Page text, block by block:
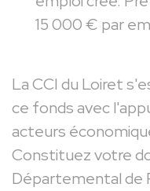
15 000 € par
La CCI du Loiret
ce fonds avec
acteurs
Constituez votre
Départemental de